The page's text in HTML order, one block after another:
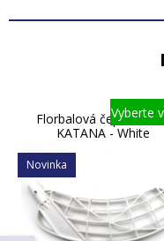
Florbalová čepeľ
KATANA - White
Novinka
Vyberte